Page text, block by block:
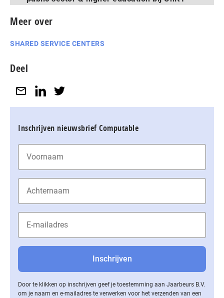
Meer over
SHARED SERVICE CENTERS
Deel
Inschrijven nieuwsbrief Computable
Door te klikken op inschrijven geef je toestemming aan Jaarbeurs B.V.
om je naam en e-mailadres te verwerken voor het verzenden van een